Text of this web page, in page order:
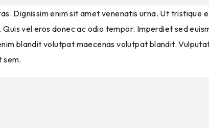
Dignissim enim sit amet venenatis urna. Ut
vel eros donec ac odio tempor. Imperdiet sed
blandit volutpat maecenas volutpat blandit.
sem.